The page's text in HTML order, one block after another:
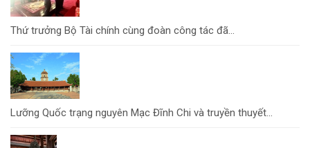
Thứ trưởng Bộ Tài chính cùng đoàn công tác đã...
Lưỡng Quốc trạng nguyên Mạc Đĩnh Chi và truyền thuyết...